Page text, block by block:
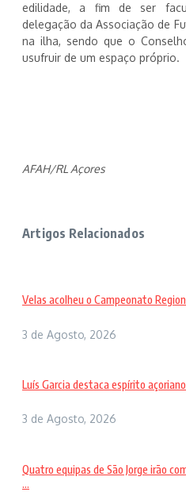
edilidade, a fim de ser
delegação da Associação de
na ilha, sendo que o
usufruir de um espaço próprio.
AFAH/RL Açores
Artigos Relacionados
Velas acolheu o Campeonato
3 de Agosto, 2026
Luís Garcia destaca espírito
3 de Agosto, 2026
Quatro equipas de São Jorge irão
...